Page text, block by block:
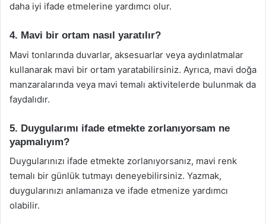
daha iyi ifade etmelerine yardımcı olur.
4. Mavi bir ortam nasıl yaratılır?
Mavi tonlarında duvarlar, aksesuarlar veya aydınlatmalar
kullanarak mavi bir ortam yaratabilirsiniz. Ayrıca, mavi doğa
manzaralarında veya mavi temalı aktivitelerde bulunmak da
faydalıdır.
5. Duygularımı ifade etmekte zorlanıyorsam ne
yapmalıyım?
Duygularınızı ifade etmekte zorlanıyorsanız, mavi renk
temalı bir günlük tutmayı deneyebilirsiniz. Yazmak,
duygularınızı anlamanıza ve ifade etmenize yardımcı
olabilir.